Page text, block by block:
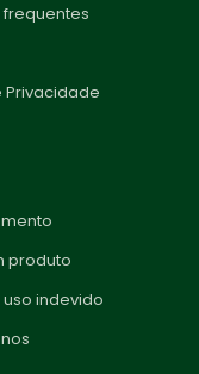
Privacidade
produto
indevido